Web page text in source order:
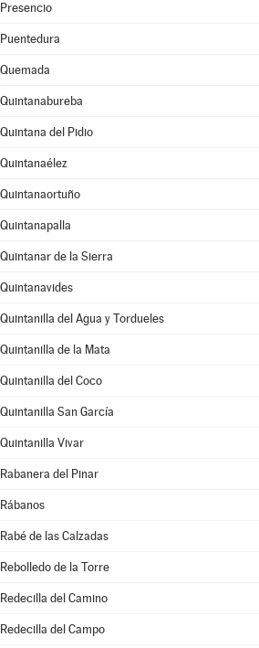
Presencio
Puentedura
Quemada
Quintanabureba
Quintana del Pidio
Quintanaélez
Quintanaortuño
Quintanapalla
Quintanar de la Sierra
Quintanavides
Quintanilla del Agua y Tordueles
Quintanilla de la Mata
Quintanilla del Coco
Quintanilla San García
Quintanilla Vivar
Rabanera del Pinar
Rábanos
Rabé de las Calzadas
Rebolledo de la Torre
Redecilla del Camino
Redecilla del Campo